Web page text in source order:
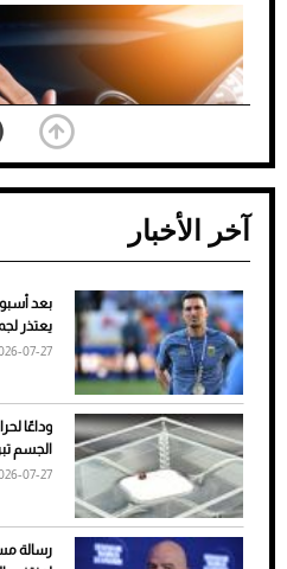
ضعف تبريد مكيف السيارة
الأسباب والحلول
آخر الأخبار
بعد
يعتذر
07-27
وداعًا
الجسم
07-27
رسالة